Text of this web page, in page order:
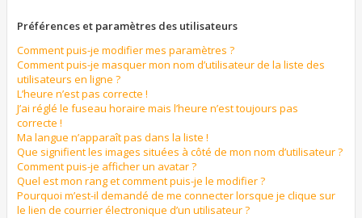
Préférences et paramètres des utilisateurs
Comment puis-je modifier mes paramètres ?
Comment puis-je masquer mon nom d’utilisateur de la liste des
utilisateurs en ligne ?
L’heure n’est pas correcte !
J’ai réglé le fuseau horaire mais l’heure n’est toujours pas
correcte !
Ma langue n’apparaît pas dans la liste !
Que signifient les images situées à côté de mon nom d’utilisateur ?
Comment puis-je afficher un avatar ?
Quel est mon rang et comment puis-je le modifier ?
Pourquoi m’est-il demandé de me connecter lorsque je clique sur
le lien de courrier électronique d’un utilisateur ?